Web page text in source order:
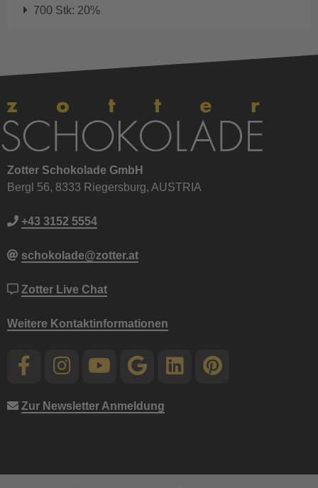
700 Stk: 20%
Zotter Schokolade GmbH
Bergl 56, 8333 Riegersburg, AUSTRIA
+43 3152 5554
schokolade@zotter.at
Zotter Live Chat
Weitere Kontaktinformationen
Zur Newsletter Anmeldung